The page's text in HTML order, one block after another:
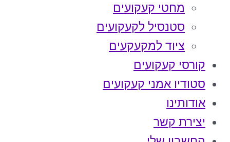
מחטי קעקועים
סטנסיל לקעקועים
ציוד למקעקעים
קורסי קעקועים
סטודיו אמני קעקועים
אודותינו
יצירת קשר